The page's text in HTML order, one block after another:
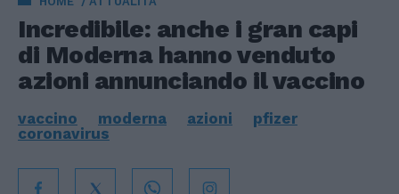
Incredibile: anche i gran capi
di Moderna hanno venduto
azioni annunciando il vaccino
vaccino moderna azioni
pfizer
coronavirus